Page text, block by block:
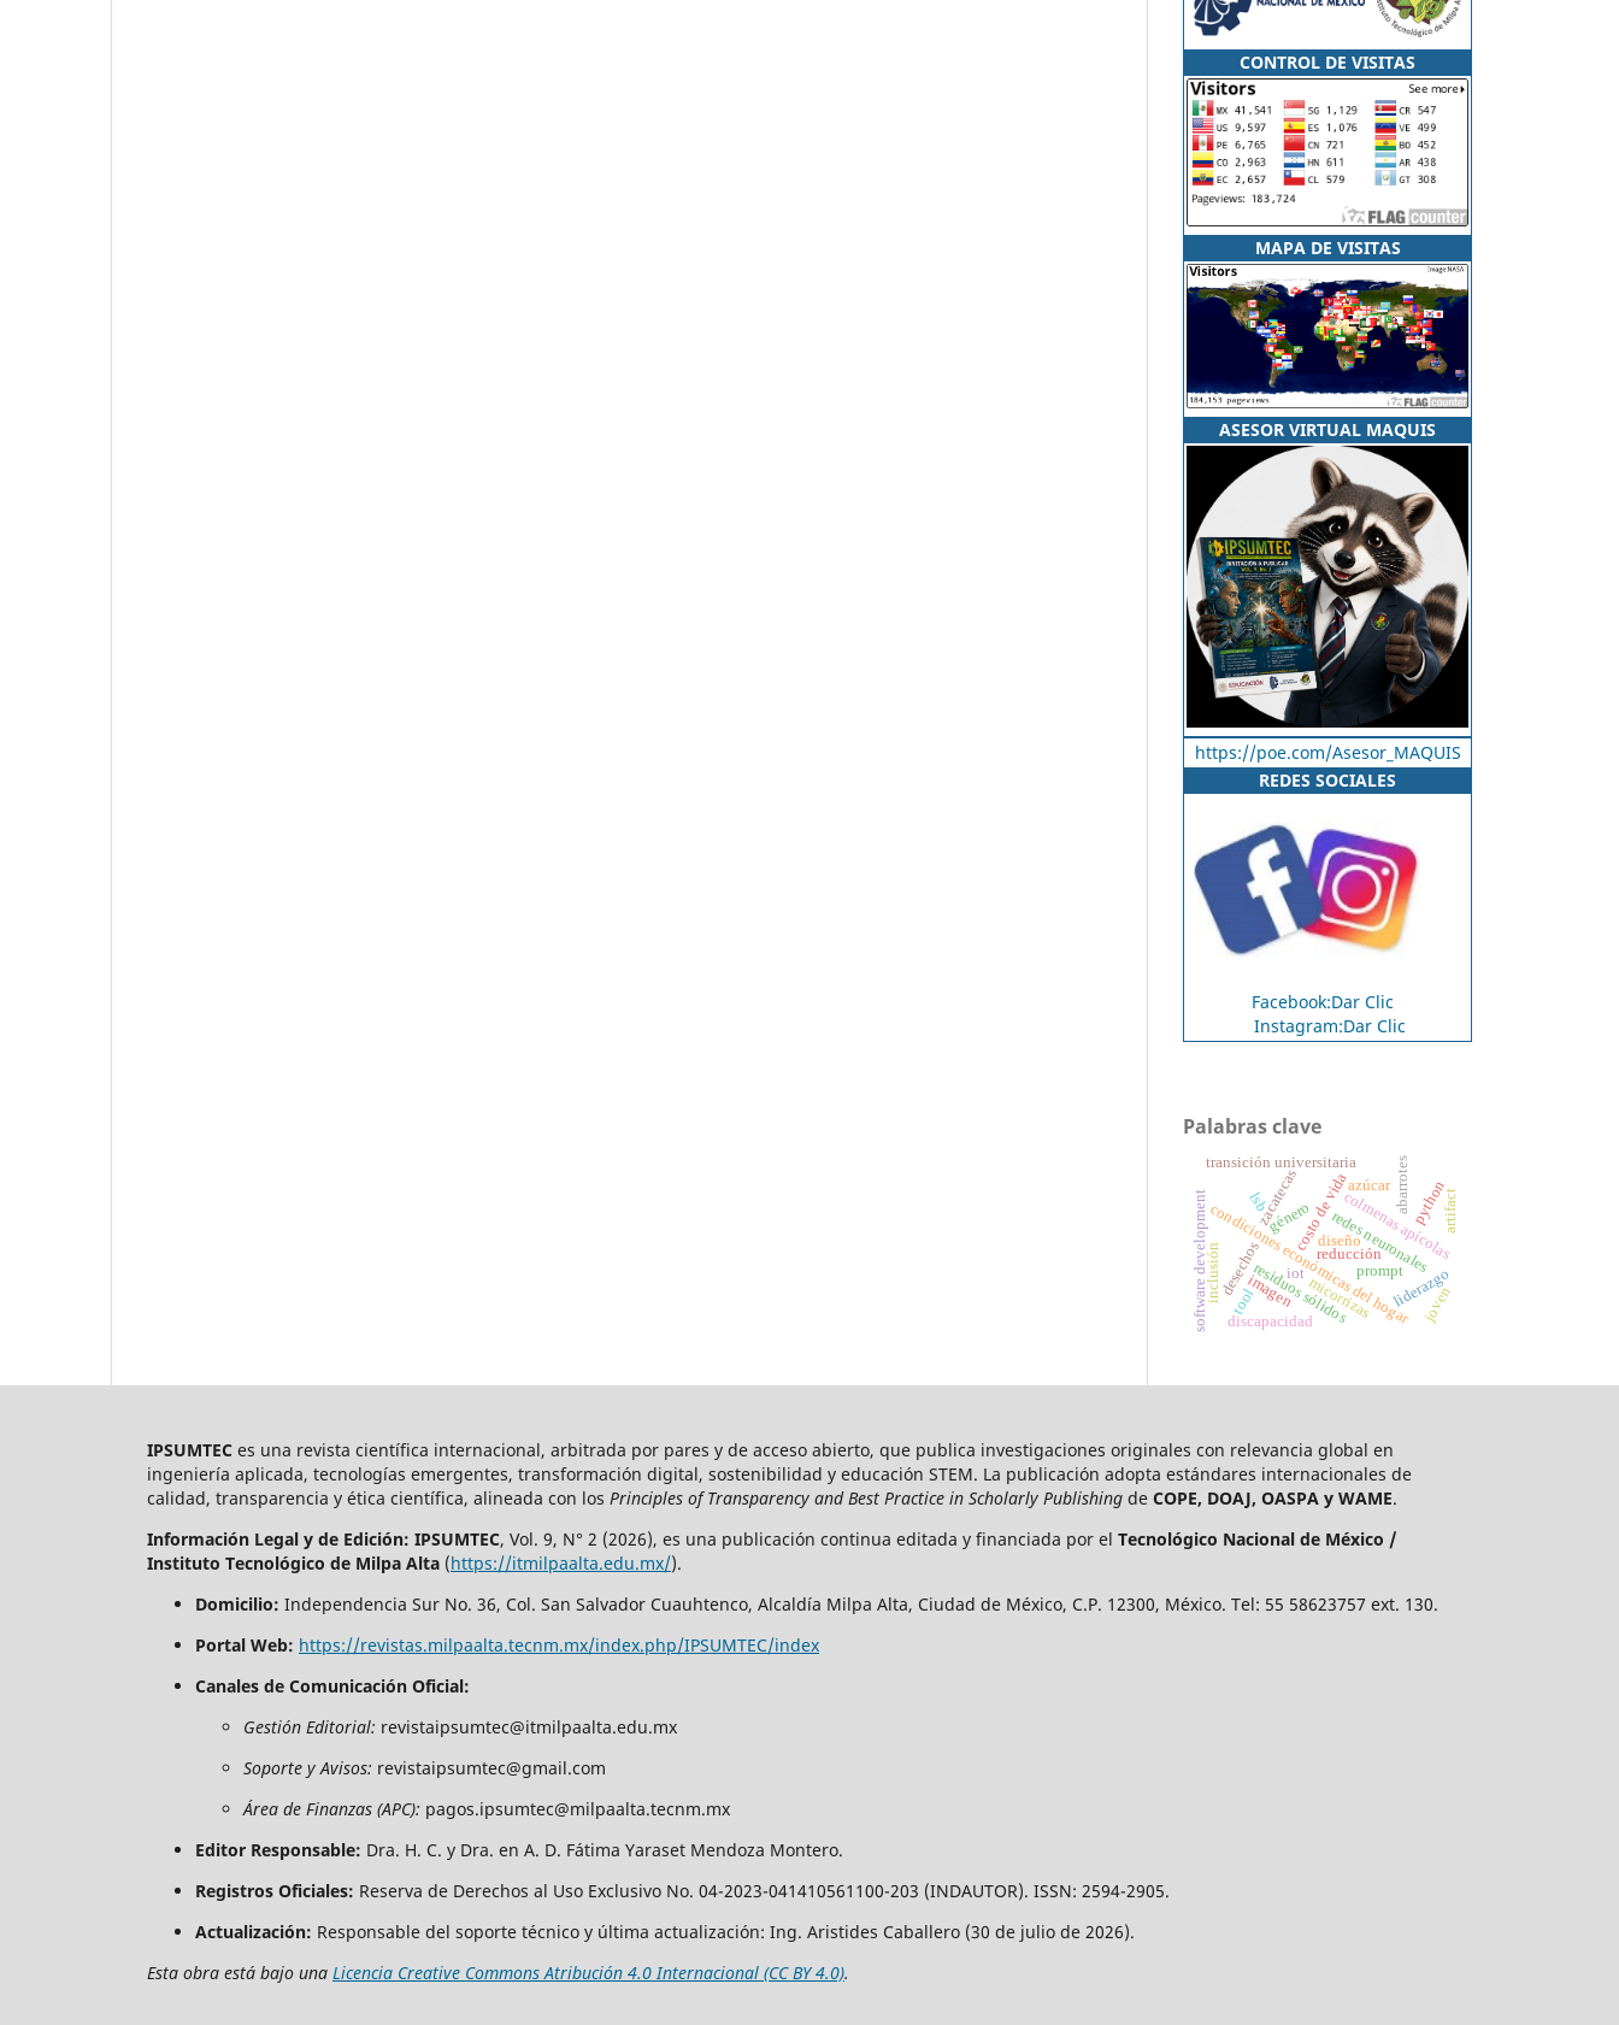
CONTROL DE VISITAS
MAPA DE VISITAS
ASESOR VIRTUAL MAQUIS
https://poe.com/Asesor_MAQUIS
REDES SOCIALES
Facebook:Dar Clic
Instagram:Dar Clic
Palabras clave
condiciones económicas del hogar
costo de vida
transición universitaria
zacatecas colmenas apícolas
iot redes neuronales
abarrotes
desechos reducción
residuos sólidos
género
imagen liderazgo
azúcar
diseño
lsb python
discapacidad
inclusión
artifact
software development prompt
tool joven
micorrizas
IPSUMTEC es una revista científica internacional, arbitrada por pares y de acceso abierto, que publica investigaciones originales con relevancia global en
ingeniería aplicada, tecnologías emergentes, transformación digital, sostenibilidad y educación STEM. La publicación adopta estándares internacionales de
calidad, transparencia y ética científica, alineada con los Principles of Transparency and Best Practice in Scholarly Publishing de COPE, DOAJ, OASPA y WAME.
Información Legal y de Edición: IPSUMTEC, Vol. 9, N° 2 (2026), es una publicación continua editada y financiada por el Tecnológico Nacional de México /
Instituto Tecnológico de Milpa Alta (https://itmilpaalta.edu.mx/).
Domicilio: Independencia Sur No. 36, Col. San Salvador Cuauhtenco, Alcaldía Milpa Alta, Ciudad de México, C.P. 12300, México. Tel: 55 58623757 ext. 130.
Portal Web: https://revistas.milpaalta.tecnm.mx/index.php/IPSUMTEC/index
Canales de Comunicación Oficial:
Gestión Editorial: revistaipsumtec@itmilpaalta.edu.mx
Soporte y Avisos: revistaipsumtec@gmail.com
Área de Finanzas (APC): pagos.ipsumtec@milpaalta.tecnm.mx
Editor Responsable: Dra. H. C. y Dra. en A. D. Fátima Yaraset Mendoza Montero.
Registros Oficiales: Reserva de Derechos al Uso Exclusivo No. 04-2023-041410561100-203 (INDAUTOR). ISSN: 2594-2905.
Actualización: Responsable del soporte técnico y última actualización: Ing. Aristides Caballero (30 de julio de 2026).
Esta obra está bajo una Licencia Creative Commons Atribución 4.0 Internacional (CC BY 4.0).